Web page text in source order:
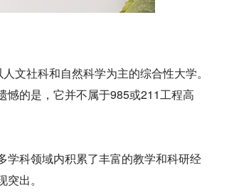
文社科和自然科学为主的综合性大学。
憾的是，它并不属于985或211工程高
学科领域内积累了丰富的教学和科研经
出。